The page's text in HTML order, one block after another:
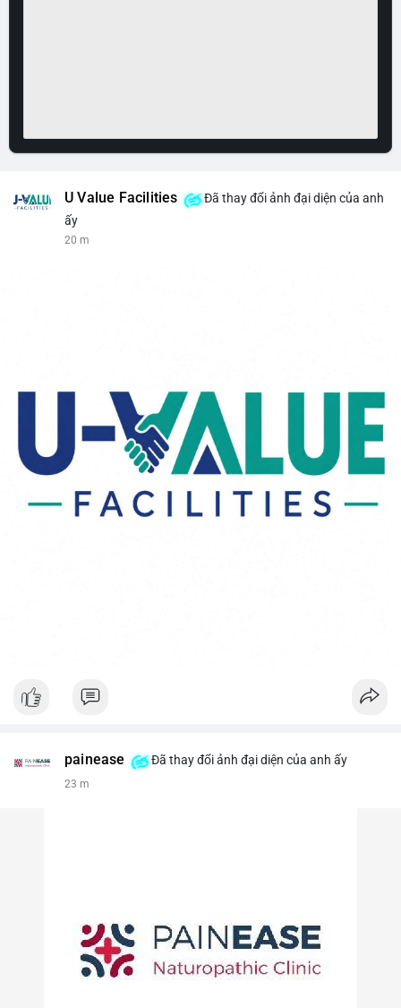
U Value Facilities
Đã thay đổi ảnh đại diện của anh
ấy
20 m
painease Đã thay đổi ảnh đại diện của anh ấy
23 m